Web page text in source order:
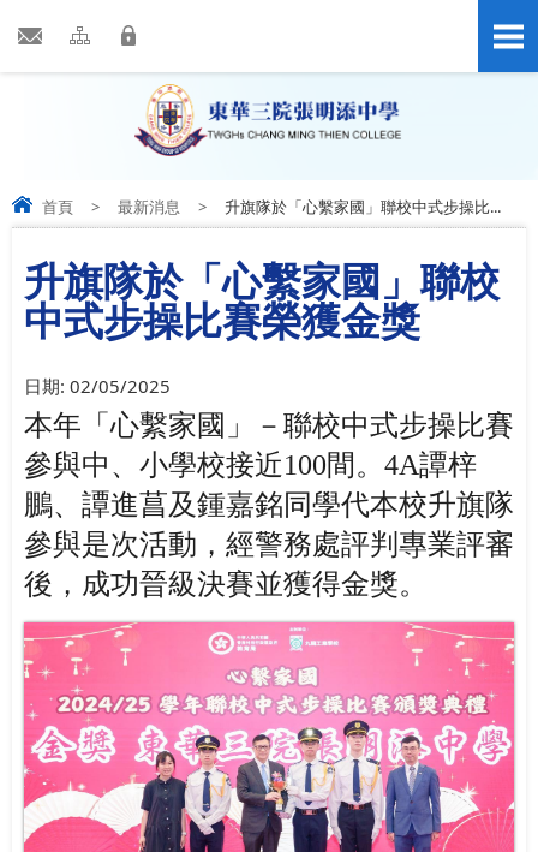
首頁 > 最新消息 > 升旗隊於「心繫家國」聯校中式步操比...
升旗隊於「心繫家國」聯校
中式步操比賽榮獲金獎
日期: 02/05/2025
本年「心繫家國」－聯校中式步操比賽
參與中、小學校接近100間。 4A譚梓
鵬、譚進菖及鍾嘉銘同學代本校升旗隊
參與是次活動，經警務處評判專業評審
後，成功晉級決賽並獲得金獎。